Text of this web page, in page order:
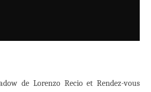
de Lorenzo Recio et Rendez-vous